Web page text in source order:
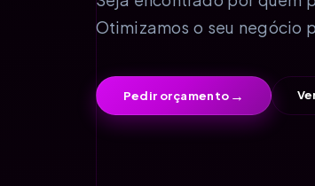
Otimizamos o seu negócio
Pedir orçamento →